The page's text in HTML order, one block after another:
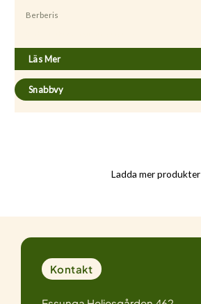
Berberis
Läs Mer
Snabbvy
Ladda mer produkter
Kontakt